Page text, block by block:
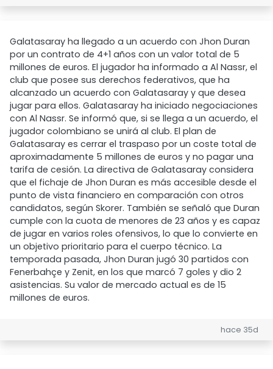
Galatasaray ha llegado a un acuerdo con Jhon Duran
por un contrato de 4+1 años con un valor total de 5
millones de euros. El jugador ha informado a Al Nassr, el
club que posee sus derechos federativos, que ha
alcanzado un acuerdo con Galatasaray y que desea
jugar para ellos. Galatasaray ha iniciado negociaciones
con Al Nassr. Se informó que, si se llega a un acuerdo, el
jugador colombiano se unirá al club. El plan de
Galatasaray es cerrar el traspaso por un coste total de
aproximadamente 5 millones de euros y no pagar una
tarifa de cesión. La directiva de Galatasaray considera
que el fichaje de Jhon Duran es más accesible desde el
punto de vista financiero en comparación con otros
candidatos, según Skorer. También se señaló que Duran
cumple con la cuota de menores de 23 años y es capaz
de jugar en varios roles ofensivos, lo que lo convierte en
un objetivo prioritario para el cuerpo técnico. La
temporada pasada, Jhon Duran jugó 30 partidos con
Fenerbahçe y Zenit, en los que marcó 7 goles y dio 2
asistencias. Su valor de mercado actual es de 15
millones de euros.
hace 35d